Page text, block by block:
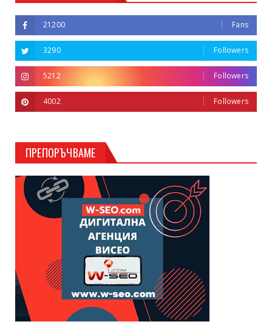
21200 Fans
3290 Followers
5212 Followers
4002 Followers
ПРЕПОРЪЧВАМЕ